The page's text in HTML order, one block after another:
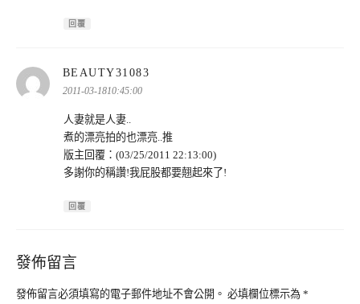
回覆
BEAUTY31083
2011-03-1810:45:00
人妻就是人妻..
煮的漂亮拍的也漂亮..推
版主回覆：(03/25/2011 22:13:00)
多謝你的稱讚!我屁股都要翹起來了!
回覆
發佈留言
發佈留言必須填寫的電子郵件地址不會公開。 必填欄位標示為 *